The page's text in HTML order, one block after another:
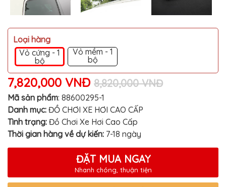
FORD
BMW
VOLVO
SUZUKI
PORSCHE
LEXUS
MG
AUDI
Loại hàng
Vỏ cứng - 1
bộ
Vỏ mềm - 1
bộ
7,820,000 VNĐ 8,820,000 VNĐ
Mã sản phẩm: 88600295-1
Danh mục: ĐỒ CHƠI XE HƠI CAO CẤP
Tình trạng: Đồ Chơi Xe Hơi Cao Cấp
Thời gian hàng về dự kiến: 7-18 ngày
ĐẶT MUA NGAY
Nhanh chóng, thuận tiện